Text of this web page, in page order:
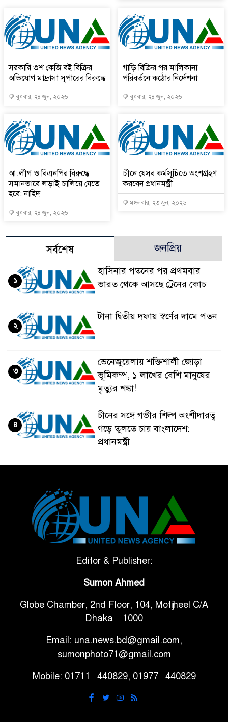
সরকারি ৩শ কেজি বই বিক্রির
অভিযোগ মাদ্রাসা সুপারের বিরুদ্ধে
বুধবার, ২৪ জুন, ২০২৬
গাড়ি বিক্রির পর মালিকানা
পরিবর্তনে কঠোর নির্দেশনা
বুধবার, ২৪ জুন, ২০২৬
আ.লীগ ও বিএনপির বিরুদ্ধে
সমানভাবে লড়াই চালিয়ে যেতে
হবে: নাহিদ
বুধবার, ২৪ জুন, ২০২৬
চীনে যেসব কর্মসূচিতে অংশগ্রহণ
করবেন প্রধানমন্ত্রী
মঙ্গলবার, ২৩ জুন, ২০২৬
সর্বশেষ জনপ্রিয়
হাসিনার পতনের পর প্রথমবার
ভারত থেকে আসছে ট্রেনের কোচ
১
টানা দ্বিতীয় দফায় স্বর্ণের দামে পতন
২
ভেনেজুয়েলায় শক্তিশালী জোড়া
ভূমিকম্প, ১ লাখের বেশি মানুষের
মৃত্যুর শঙ্কা!
৩
চীনের সঙ্গে গভীর শিল্প অংশীদারত্ব
গড়ে তুলতে চায় বাংলাদেশ:
প্রধানমন্ত্রী
৪
টানা ৩ ম্যাচে গোল ভিনির, ইতিহাস
বলছে বিশ্বকাপ জিতবে ব্রাজিল
সরকারি ৩শ কেজি বই বিক্রির
গাড়ি বিক্রির পর মালিকানা
পরিবর্তনে কঠোর নির্দেশনা
আ.লীগ ও বিএনপির বিরুদ্ধে
নাহিদ
ঢাবিতে মাথায় কাঁঠাল পড়ে মালির
Editor & Publisher:
Sumon Ahmed
Globe Chamber, 2nd Floor, 104, Motijheel C/A
Dhaka – 1000
Email: una.news.bd@gmail.com,
sumonphoto71@gmail.com
Mobile: 01711– 440829, 01977– 440829